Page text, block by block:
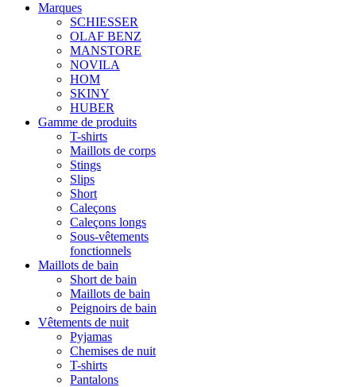
Marques
SCHIESSER
OLAF BENZ
MANSTORE
NOVILA
HOM
SKINY
HUBER
Gamme de produits
T-shirts
Maillots de corps
Stings
Slips
Short
Caleçons
Caleçons longs
Sous-vêtements
fonctionnels
Maillots de bain
Short de bain
Maillots de bain
Peignoirs de bain
Vêtements de nuit
Pyjamas
Chemises de nuit
T-shirts
Pantalons